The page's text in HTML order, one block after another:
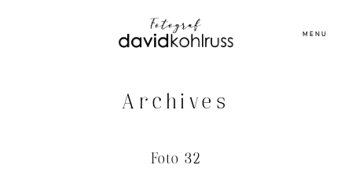
MENU
Archives
Foto 32